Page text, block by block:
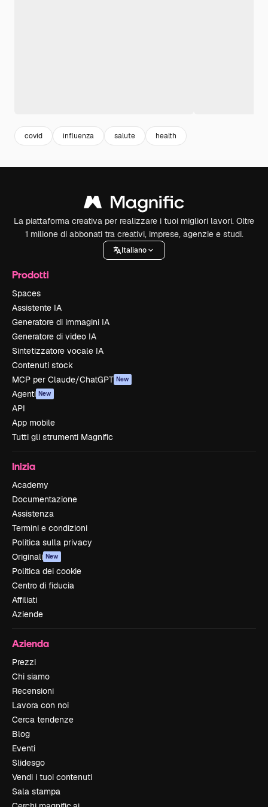
covid influenza salute health
La piattaforma creativa per realizzare i tuoi migliori lavori. Oltre
1 milione di abbonati tra creativi, imprese, agenzie e studi.
Italiano
Prodotti
Spaces
Assistente IA
Generatore di immagini IA
Generatore di video IA
Sintetizzatore vocale IA
Contenuti stock
MCP per Claude/ChatGPT New
Agenti New
API
App mobile
Tutti gli strumenti Magnific
Inizia
Academy
Documentazione
Assistenza
Termini e condizioni
Politica sulla privacy
Originali New
Politica dei cookie
Centro di fiducia
Affiliati
Aziende
Azienda
Prezzi
Chi siamo
Recensioni
Lavora con noi
Cerca tendenze
Blog
Eventi
Slidesgo
Vendi i tuoi contenuti
Sala stampa